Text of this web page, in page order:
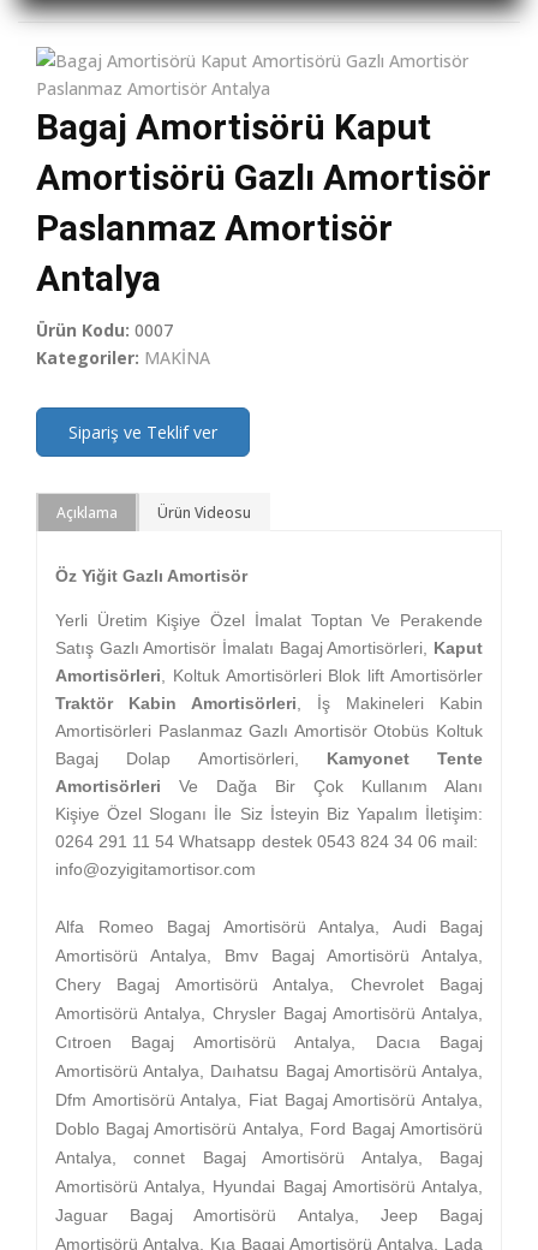
Bagaj Amortisörü Kaput
Amortisörü Gazlı Amortisör
Paslanmaz Amortisör
Antalya
Ürün Kodu: 0007
Kategoriler: MAKİNA
Sipariş ve Teklif ver
Açıklama Ürün Videosu
Öz Yiğit Gazlı Amortisör
Yerli Üretim KişiyeÖzel İmalat Toptan Ve Perakende
Satış Gazlı Amortisör İmalatı Bagaj Amortisörleri, Kaput
Amortisörleri , Koltuk Amortisörleri Blok lift Amortisörler
Traktör Kabin Amortisörleri , İş Makineleri Kabin
Amortisörleri Paslanmaz Gazlı Amortisör Otobüs Koltuk
Bagaj Dolap Amortisörleri, Kamyonet Tente
Amortisörleri Ve Dağa Bir Çok Kullanım Alanı
KişiyeÖzel Sloganı İle Siz İsteyin Biz Yapalım İletişim:
0264 291 11 54 Whatsapp destek 0543 824 34 06 mail:
info@ozyigitamortisor.com
Alfa Romeo Bagaj Amortisörü Antalya, Audi Bagaj
Amortisörü Antalya, Bmv Bagaj Amortisörü Antalya,
Chery Bagaj Amortisörü Antalya, Chevrolet Bagaj
Amortisörü Antalya, Chrysler Bagaj Amortisörü Antalya,
Cıtroen Bagaj Amortisörü Antalya, Dacıa Bagaj
Amortisörü Antalya, Daıhatsu Bagaj Amortisörü Antalya,
Dfm Amortisörü Antalya, Fiat Bagaj Amortisörü Antalya,
Doblo Bagaj Amortisörü Antalya, Ford Bagaj Amortisörü
Antalya, connet Bagaj Amortisörü Antalya, Bagaj
Amortisörü Antalya, Hyundai Bagaj Amortisörü Antalya,
Jaguar Bagaj Amortisörü Antalya, Jeep Bagaj
Amortisörü Antalya, Kıa Bagaj Amortisörü Antalya, Lada